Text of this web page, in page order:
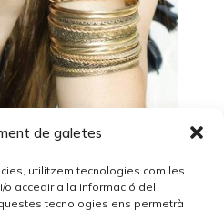
de galetes
utilitzem tecnologies com les
accedir a la informació del
tecnologies ens permetrà